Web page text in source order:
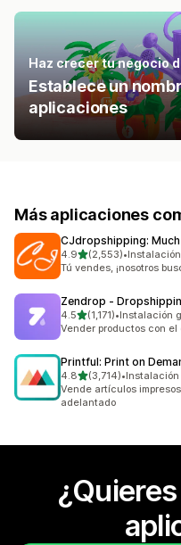
Haz crecer tu negocio
Establece un
aplicaciones
Más aplicaciones
CJdropshipping:
4.9de 5 estrellas
(2,553)
2553 reseñas en total
•
Tú vendes, ¡nosotros
Zendrop ‑
4.5de 5 estrellas
(1,171)
1171 reseñas en total
•Instalación
Vender productos con el
Printful: Print on
4.8de 5 estrellas
(3,714)
3714 reseñas en total
•
Vende artículos
adelantado